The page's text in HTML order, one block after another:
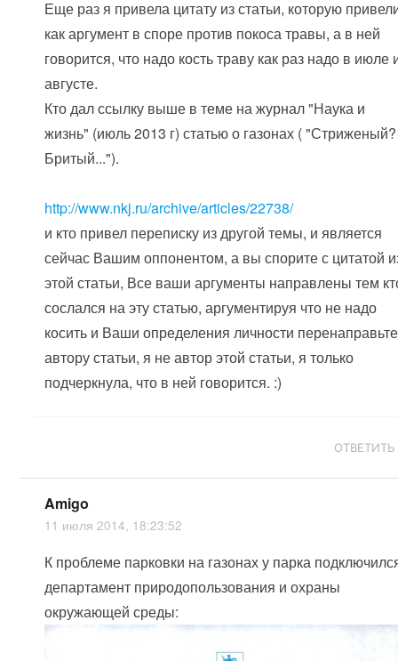
Еще раз я привела цитату из статьи, которую
как аргумент в споре против покоса травы, а в ней
говорится, что надо кость траву как раз надо в июле
августе.
Кто дал ссылку выше в теме на журнал "Наука и
жизнь" (июль 2013 г) статью о газонах ( "Стриженый?
Бритый...").
http://www.nkj.ru/archive/articles/22738/
и кто привел переписку из другой темы, и является
сейчас Вашим оппонентом, а вы спорите с цитатой
этой статьи, Все ваши аргументы направлены тем
сослался на эту статью, аргументируя что не надо
косить и Ваши определения личности перенаправьте
автору статьи, я не автор этой статьи, я только
подчеркнула, что в ней говорится. :)
ОТВЕТИТЬ
Amigo
11 июля 2014, 18:23:52
К проблеме парковки на газонах у парка
департамент природопользования и охраны
окружающей среды: